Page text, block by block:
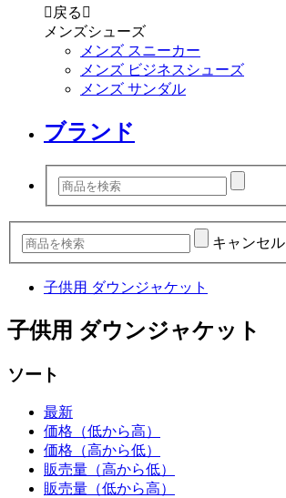
 戻る 
メンズシューズ
メンズ スニーカー
メンズ ビジネスシューズ
メンズ サンダル
ブランド
キャンセル
子供用 ダウンジャケット
子供用 ダウンジャケット
ソート
最新
価格（低から高）
価格（高から低）
販売量（高から低）
販売量（低から高）